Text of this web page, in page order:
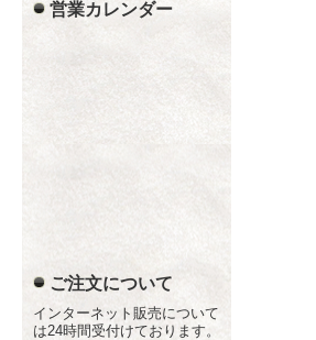
営業カレンダー
ご注文について
インターネット販売について
は24時間受付けております。